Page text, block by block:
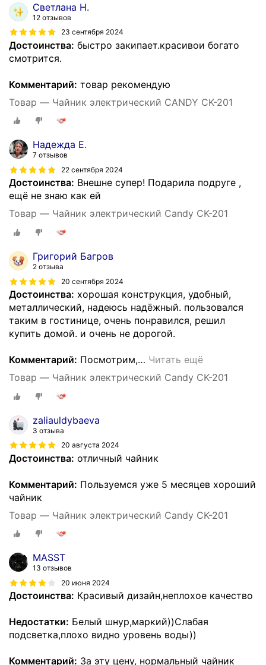
Светлана Н.
12 отзывов
23 сентября 2024
Достоинства: быстро закипает.красивои богато
смотрится.
Комментарий: товар рекомендую
Товар — Чайник электрический CANDY CK-201
Надежда Е.
7 отзывов
22 сентября 2024
Достоинства: Внешне супер! Подарила подруге ,
ещё не знаю как ей
Товар — Чайник электрический Candy CK-201
Григорий Багров
2 отзыва
20 сентября 2024
Достоинства: хорошая конструкция, удобный,
металлический, надеюсь надёжный. пользовался
таким в гостинице, очень понравился, решил
купить домой. и очень не дорогой.
Комментарий: Посмотрим,… Читать ещё
Товар — Чайник электрический Candy CK-201
zaliauldybaeva
3 отзыва
20 августа 2024
Достоинства: отличный чайник
Комментарий: Пользуемся уже 5 месяцев хороший
чайник
Товар — Чайник электрический Candy CK-201
MASST
13 отзывов
20 июня 2024
Достоинства: Красивый дизайн,неплохое качество
Недостатки: Белый шнур,маркий))Слабая
подсветка,плохо видно уровень воды))
Комментарий: За эту цену, нормальный чайник